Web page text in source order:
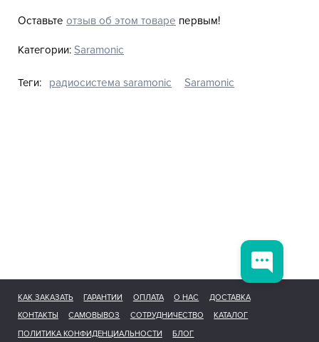
Оставьте отзыв об этом товаре первым!
Категории: Saramonic
Теги: радиосистема saramonic Saramonic
КАК ЗАКАЗАТЬ ГАРАНТИИ ОПЛАТА О НАС
ДОСТАВКА
КОНТАКТЫ
САМОВЫВОЗ СОТРУДНИЧЕСТВО
КАТАЛОГ
ПОЛИТИКА КОНФИДЕНЦИАЛЬНОСТИ
БЛОГ